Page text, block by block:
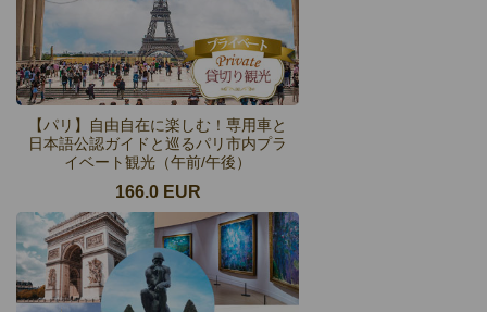
【パリ】自由自在に楽しむ！専用車と
日本語公認ガイドと巡るパリ市内プラ
イベート観光（午前/午後）
166.0 EUR